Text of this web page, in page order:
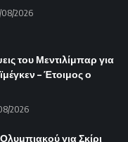
2026
του Μεντιλίμπαρ για
– Έτοιμος ο
2026
για Σκίρι